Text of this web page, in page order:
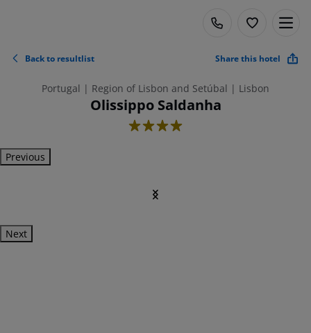
Back to resultlist Share this hotel
Portugal | Region of Lisbon and Setúbal | Lisbon
Olissippo Saldanha
4
Previous
Next